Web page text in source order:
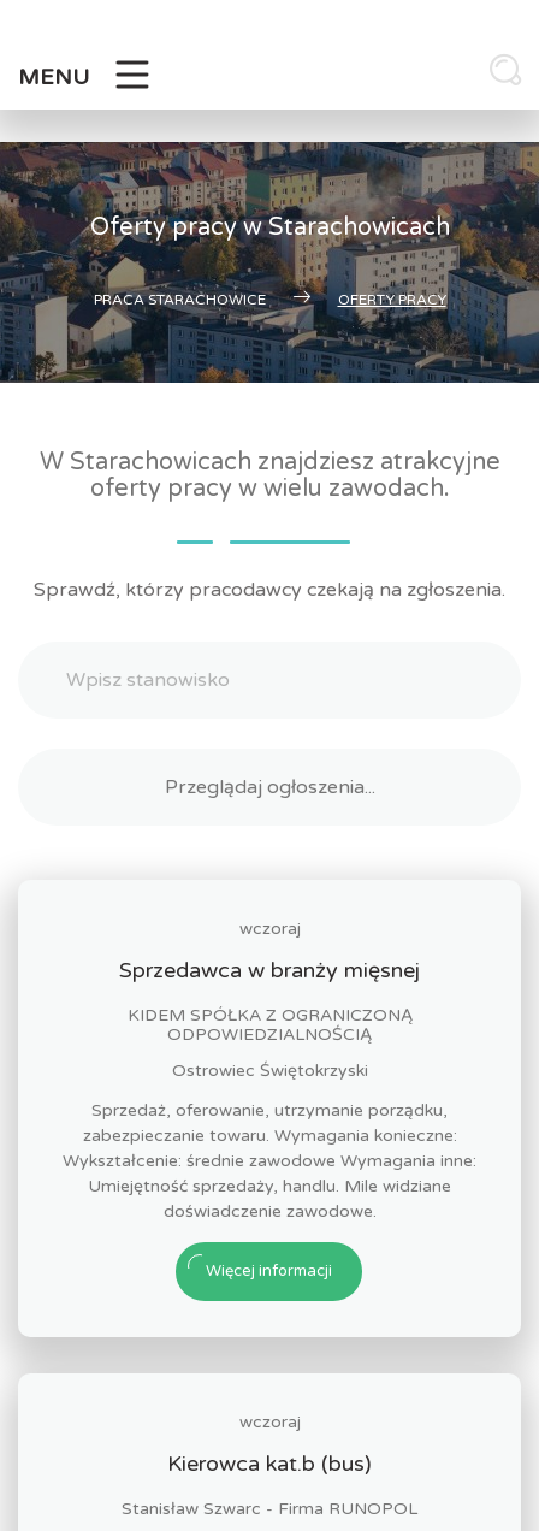
MENU
Oferty pracy w Starachowicach
PRACA STARACHOWICE OFERTY PRACY
W Starachowicach znajdziesz atrakcyjne
oferty pracy w wielu zawodach.
Sprawdź, którzy pracodawcy czekają na zgłoszenia.
wczoraj
Sprzedawca w branży mięsnej
KIDEM SPÓŁKA Z OGRANICZONĄ
ODPOWIEDZIALNOŚCIĄ
Ostrowiec Świętokrzyski
Sprzedaż, oferowanie, utrzymanie porządku,
zabezpieczanie towaru. Wymagania konieczne:
Wykształcenie: średnie zawodowe Wymagania inne:
Umiejętność sprzedaży, handlu. Mile widziane
doświadczenie zawodowe.
Więcej informacji
wczoraj
Kierowca kat.b (bus)
Stanisław Szwarc - Firma RUNOPOL